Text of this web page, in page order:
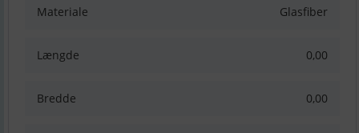
Materiale Glasfiber
Længde 0,00
Bredde 0,00